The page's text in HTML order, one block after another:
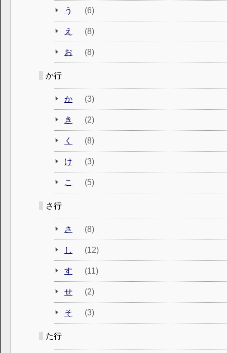
う (6)
え (8)
お (8)
か行
か (3)
き (2)
く (8)
け (3)
こ (5)
さ行
さ (8)
し (12)
す (11)
せ (2)
そ (3)
た行